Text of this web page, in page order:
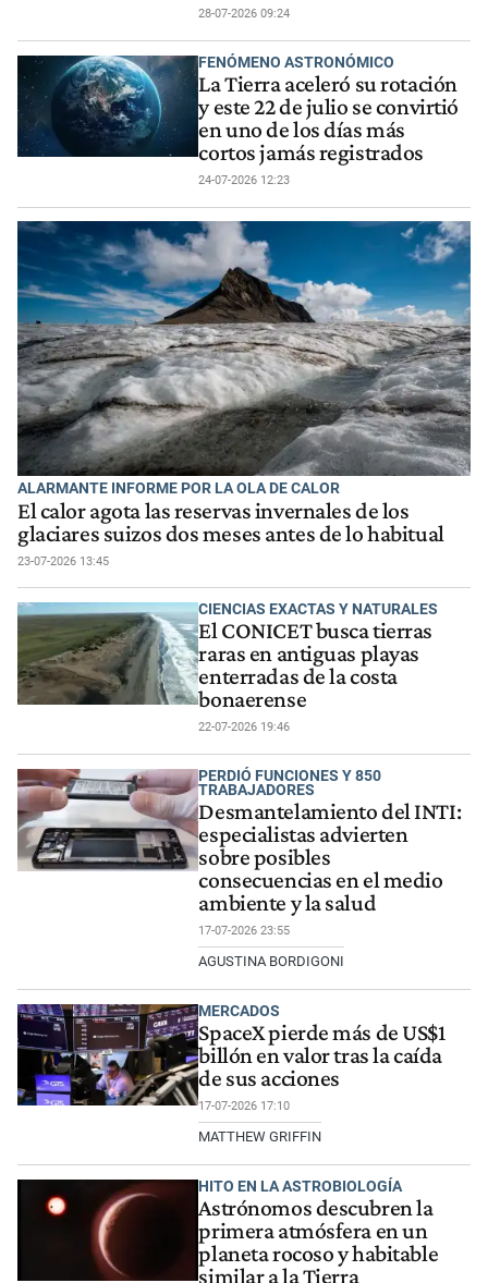
28-07-2026 09:24
FENÓMENO ASTRONÓMICO
La Tierra aceleró su rotación
y este 22 de julio se convirtió
en uno de los días más
cortos jamás registrados
24-07-2026 12:23
ALARMANTE INFORME POR LA OLA DE CALOR
El calor agota las reservas invernales de los
glaciares suizos dos meses antes de lo habitual
23-07-2026 13:45
CIENCIAS EXACTAS Y NATURALES
El CONICET busca tierras
raras en antiguas playas
enterradas de la costa
bonaerense
22-07-2026 19:46
PERDIÓ FUNCIONES Y 850
TRABAJADORES
Desmantelamiento del INTI:
especialistas advierten
sobre posibles
consecuencias en el medio
ambiente y la salud
17-07-2026 23:55
AGUSTINA BORDIGONI
MERCADOS
SpaceX pierde más de US$1
billón en valor tras la caída
de sus acciones
17-07-2026 17:10
MATTHEW GRIFFIN
HITO EN LA ASTROBIOLOGÍA
Astrónomos descubren la
primera atmósfera en un
planeta rocoso y habitable
similar a la Tierra